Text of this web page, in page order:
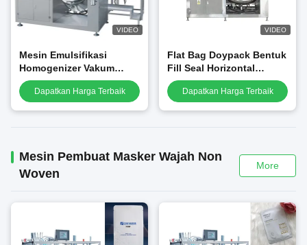
VIDEO
Mesin Emulsifikasi
Homogenizer Vakum
Otomatis Untuk Krim
Wajah Kosmetik 300L
Dapatkan Harga Terbaik
VIDEO
Flat Bag Doypack Bentuk
Fill Seal Horizontal
Sachet Packing Machine
Untuk Bubuk
Dapatkan Harga Terbaik
Mesin Pembuat Masker Wajah Non
Woven
More